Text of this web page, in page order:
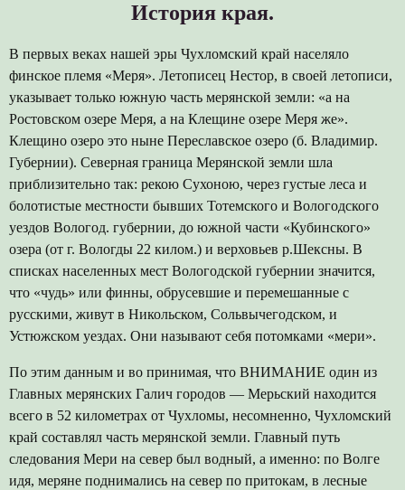
История края.
В первых веках нашей эры Чухломский край населяло
финское племя «Меря». Летописец Нестор, в своей летописи,
указывает только южную часть мерянской земли: «а на
Ростовском озере Меря, а на Клещине озере Меря же».
Клещино озеро это ныне Переславское озеро (б. Владимир.
Губернии). Северная граница Мерянской земли шла
приблизительно так: рекою Сухоною, через густые леса и
болотистые местности бывших Тотемского и Вологодского
уездов Вологод. губернии, до южной части «Кубинского»
озера (от г. Вологды 22 килом.) и верховьев р.Шексны. В
списках населенных мест Вологодской губернии значится,
что «чудь» или финны, обрусевшие и перемешанные с
русскими, живут в Никольском, Сольвычегодском, и
Устюжском уездах. Они называют себя потомками «мери».
По этим данным и во принимая, что ВНИМАНИЕ один из
Главных мерянских Галич городов — Мерьский находится
всего в 52 километрах от Чухломы, несомненно, Чухломский
край составлял часть мерянской земли. Главный путь
следования Мери на север был водный, а именно: по Волге
идя, меряне поднимались на север по притокам, в лесные